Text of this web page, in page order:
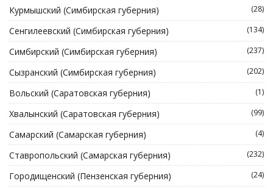
Курмышский (Симбирская губерния) (28)
Сенгилеевский (Симбирская губерния) (134)
Симбирский (Симбирская губерния) (237)
Сызранский (Симбирская губерния) (202)
Вольский (Саратовская губерния) (1)
Хвалынский (Саратовская губерния) (99)
Самарский (Самарская губерния) (4)
Ставропольский (Самарская губерния) (232)
Городищенский (Пензенская губерния) (24)